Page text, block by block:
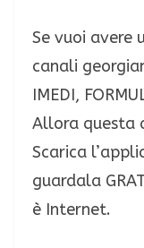
Se vuoi avere
canali
IMEDI,
Allora questa
Scarica
guardala
è Internet.